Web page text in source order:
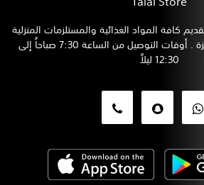
كافة المواد الغذائية والمستلزمات المنزلية
بجودة عالية وبأسعار مميزة . أوقات التوصيل من الساعة 7:30 صباحاً إلى
12:30 ليلاً